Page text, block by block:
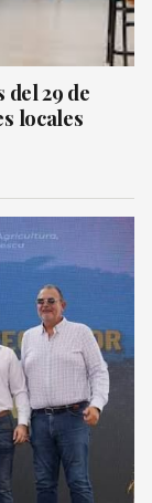
del 29 de
locales